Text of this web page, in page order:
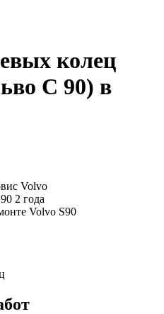
колец
С 90) в
Volvo
2 года
Volvo S90